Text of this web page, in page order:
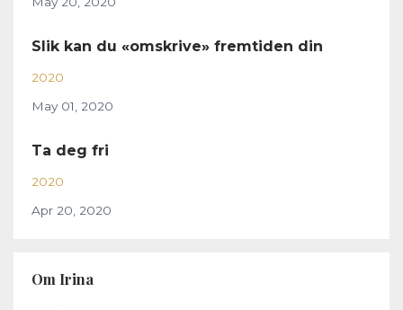
Slik kan du «omskrive» fremtiden din
2020
May 01, 2020
Ta deg fri
2020
Apr 20, 2020
Om Irina